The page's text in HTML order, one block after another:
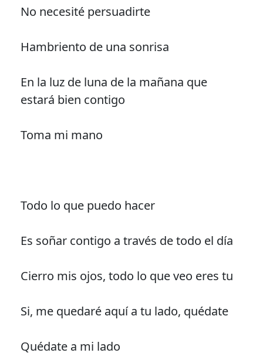
No necesité persuadirte
Hambriento de una sonrisa
En la luz de luna de la mañana que
estará bien contigo
Toma mi mano
Todo lo que puedo hacer
Es soñar contigo a través de todo el día
Cierro mis ojos, todo lo que veo eres tu
Si, me quedaré aquí a tu lado, quédate
Quédate a mi lado